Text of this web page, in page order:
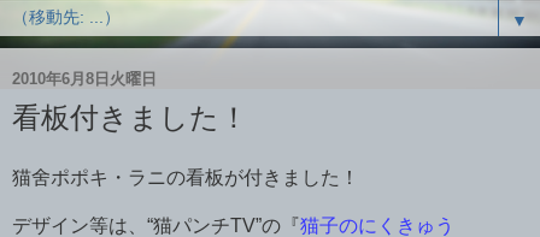
▼
2010年6月8日火曜日
看板付きました！
猫舍ポポキ・ラニの看板が付きました！
デザイン等は、“猫パンチTV”の『猫子のにくきゅう